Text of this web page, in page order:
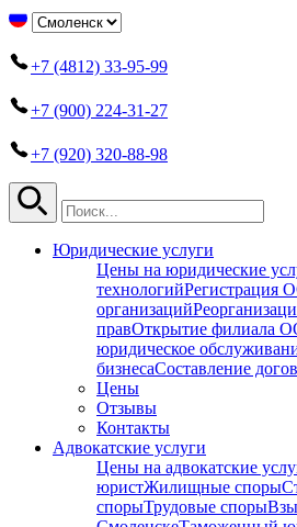
+7 (4812) 33-95-99
+7 (900) 224-31-27
+7 (920) 320-88-98
Юридические услуги
Цены на юридические
технологийРегистрация
организаций
правОткрытие филиала
юридическое
бизнесаСоставление
Цены
Отзывы
Контакты
Адвокатские услуги
Цены на адвокатские
юристЖилищные споры
спорыТрудовые споры